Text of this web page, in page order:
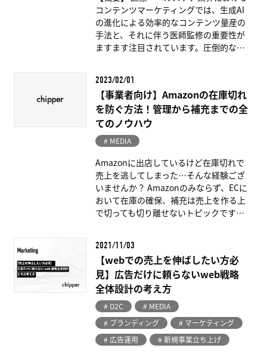
コンテンツマーケティングでは、生成AI
の進化による効率的なコンテンツ量産の
手法と、それに伴う医師監修の重要性が
ますます注目されています。圧倒的な効
2023/02/01
【事業者向け】Amazonの在庫切れ
を防ぐ方法！管理から補充までの全
てのノウハウ
# MEDIA
Amazonに出店しているけど在庫切れで
売上を逃してしまった…そんな経験ござ
いませんか？ Amazonのみならず、ECに
おいて在庫の確保、補充は売上を作る上
で切っても切り離せないトピックです。
2021/11/03
【webでの売上を伸ばしたい方必
見】広告だけに頼らないweb戦略
全体設計の考え方
# D2C
# MEDIA
# ブランディング
# マーケティング
# 広告運用
# 新規事業立ち上げ